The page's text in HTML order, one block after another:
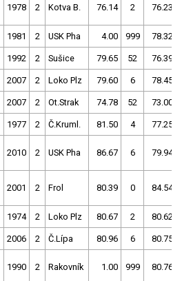
1978 2 Kotva B. 76.14 2 76.23
1981 2 USK Pha 4.00 999 78.32
1992 2 Sušice 79.65 52 76.39
2007 2 Loko Plz 79.60 6 78.45
2007 2 Ot.Strak 74.78 52 73.00
1977 2 Č.Kruml. 81.50 4 77.25
2010 2 USK Pha 86.67 6 79.94
2001 2 Frol 80.39 0 84.54
1974 2 Loko Plz 80.67 2 80.62
2006 2 Č.Lípa 80.96 6 80.75
1990 2 Rakovník 1.00 999 80.76